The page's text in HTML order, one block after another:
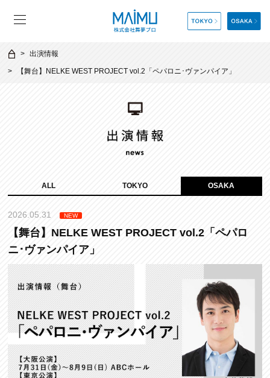
出演情報
【舞台】NELKE WEST PROJECT vol.2「ペパロニ･ヴァンパイア」
ALL TOKYO OSAKA
2026.05.31 NEW
【舞台】NELKE WEST PROJECT vol.2「ペパロ
ニ･ヴァンパイア」